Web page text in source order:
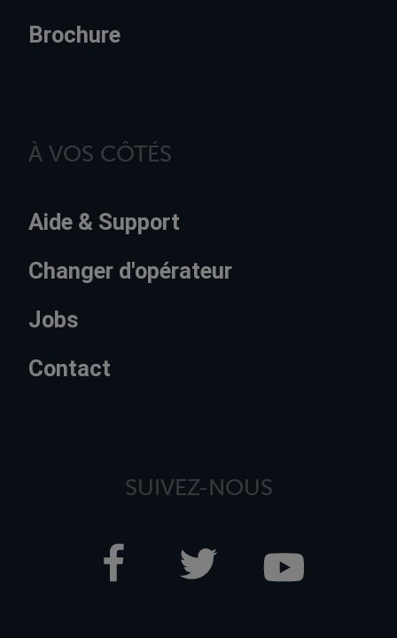
Brochure
À VOS CÔTÉS
Aide & Support
Changer d'opérateur
Jobs
Contact
SUIVEZ-NOUS